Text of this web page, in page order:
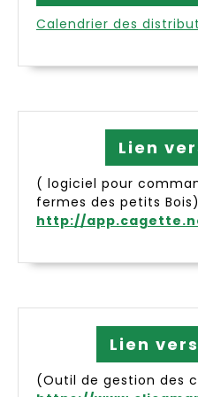
Calendrier des
Lien
( logiciel pour
fermes des petits
http://
Lien
(Outil de gestion des